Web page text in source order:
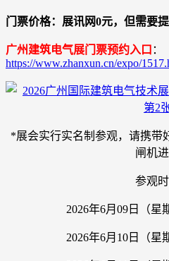
门票价格：展讯网0元，但需要
广州建筑电气展门票预约入口 ：
https://www.zhanxun.cn/expo/
*展会实行实名制参观，请携带
闸机
参观
2026年6月09日（星
2026年6月10日（星